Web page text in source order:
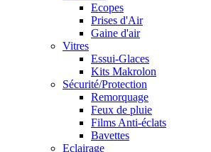
Ecopes
Prises d'Air
Gaine d'air
Vitres
Essui-Glaces
Kits Makrolon
Sécurité/Protection
Remorquage
Feux de pluie
Films Anti-éclats
Bavettes
Eclairage